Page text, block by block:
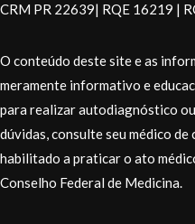
CRM PR 22639| RQE 16219 |
O conteúdo deste site e as
meramente informativo e
para realizar autodiagnóstico
dúvidas, consulte seu médico
habilitado a praticar o ato
Conselho Federal de Medicina.